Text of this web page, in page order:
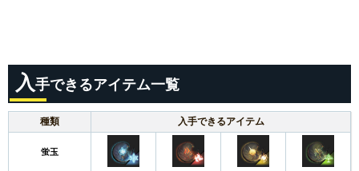
入手できるアイテム一覧
種類 入手できるアイテム
蛍玉